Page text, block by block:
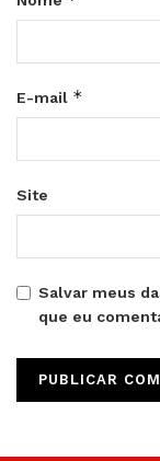
E-mail *
Site
Salvar meus
que eu